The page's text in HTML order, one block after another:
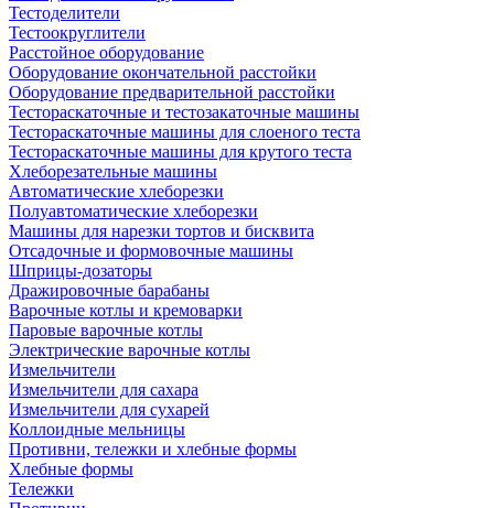
Тестоделители
Тестоокруглители
Расстойное оборудование
Оборудование окончательной расстойки
Оборудование предварительной расстойки
Тестораскаточные и тестозакаточные машины
Тестораскаточные машины для слоеного теста
Тестораскаточные машины для крутого теста
Хлеборезательные машины
Автоматические хлеборезки
Полуавтоматические хлеборезки
Машины для нарезки тортов и бисквита
Отсадочные и формовочные машины
Шприцы-дозаторы
Дражировочные барабаны
Варочные котлы и кремоварки
Паровые варочные котлы
Электрические варочные котлы
Измельчители
Измельчители для сахара
Измельчители для сухарей
Коллоидные мельницы
Противни, тележки и хлебные формы
Хлебные формы
Тележки